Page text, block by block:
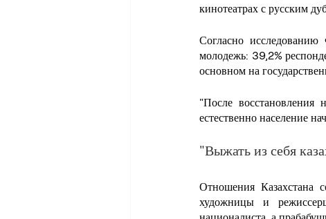
кинотеатрах с русским
Согласно
молодежь: 39,2%
основном на
"После восстановления
естественно население
"Выжать из себя
Отношения Казахстана
художницы и